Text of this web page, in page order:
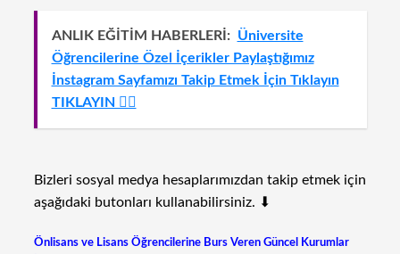
ANLIK EĞİTİM HABERLERİ: Üniversite
Öğrencilerine Özel İçerikler Paylaştığımız
İnstagram Sayfamızı Takip Etmek İçin Tıklayın
TIKLAYIN 👈🏻
Bizleri sosyal medya hesaplarımızdan takip etmek için
aşağıdaki butonları kullanabilirsiniz. ⬇
Önlisans ve Lisans Öğrencilerine Burs Veren Güncel Kurumlar